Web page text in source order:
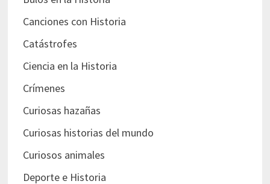
Canciones con Historia
Catástrofes
Ciencia en la Historia
Crímenes
Curiosas hazañas
Curiosas historias del mundo
Curiosos animales
Deporte e Historia